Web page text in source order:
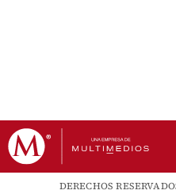
DERECHOS